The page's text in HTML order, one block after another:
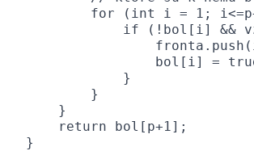
for (int i = 1;
if (!bol[i] &&
bol[i] =
            }
        }
    }
    return bol[p+1];
}